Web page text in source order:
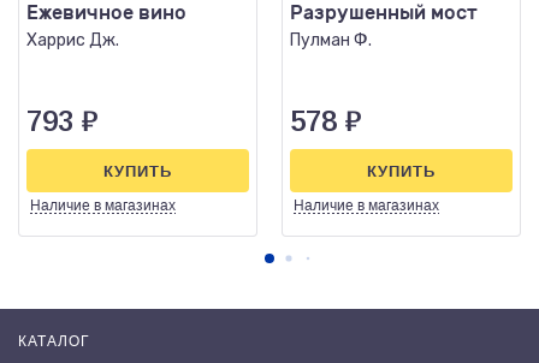
Ежевичное вино
Харрис Дж.
793 ₽
Наличие в магазинах
КУПИТЬ
Разрушенный мост
Пулман Ф.
578 ₽
Наличие в магазинах
КУПИТЬ
КАТАЛОГ